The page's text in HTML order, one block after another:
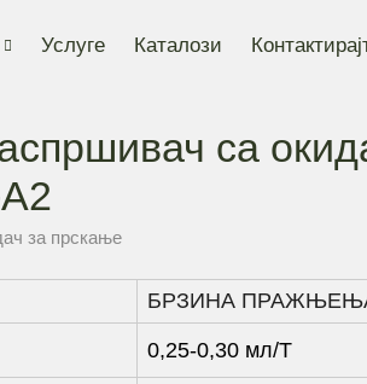
Услуге Каталози
са
за прскање
БРЗИНА
0,25-0,30 мл/Т